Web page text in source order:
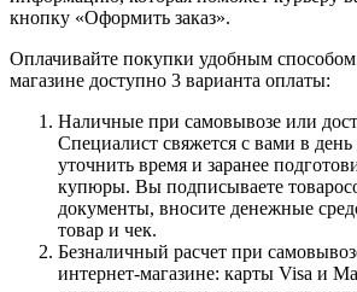
кнопку «Оформить заказ».
Оплачивайте покупки удобным
магазине доступно 3 варианта оплаты:
Наличные при самовывозе или
Специалист свяжется с вами в
уточнить время и заранее
купюры. Вы подписываете
документы, вносите денежные
товар и чек.
Безналичный расчет при
интернет-магазине: карты Visa и